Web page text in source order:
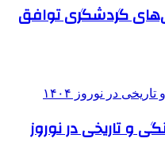
گردشگری توافق
و تاریخی در نوروز